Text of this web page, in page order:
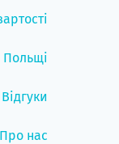
Польщі
Відгуки
Про нас